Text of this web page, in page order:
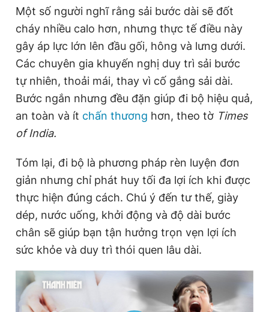
Một số người nghĩ rằng sải bước dài sẽ đốt
cháy nhiều calo hơn, nhưng thực tế điều này
gây áp lực lớn lên đầu gối, hông và lưng dưới.
Các chuyên gia khuyến nghị duy trì sải bước
tự nhiên, thoải mái, thay vì cố gắng sải dài.
Bước ngắn nhưng đều đặn giúp đi bộ hiệu quả,
an toàn và ít chấn thương hơn, theo tờ Times
of India.
Tóm lại, đi bộ là phương pháp rèn luyện đơn
giản nhưng chỉ phát huy tối đa lợi ích khi được
thực hiện đúng cách. Chú ý đến tư thế, giày
dép, nước uống, khởi động và độ dài bước
chân sẽ giúp bạn tận hưởng trọn vẹn lợi ích
sức khỏe và duy trì thói quen lâu dài.